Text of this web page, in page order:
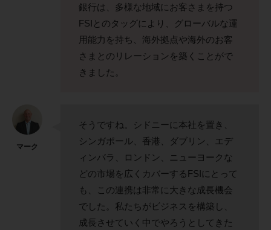
銀行は、多様な地域にお客さまを持つ
FSIとのタッグにより、グローバルな運
用能力を持ち、海外拠点や海外のお客
さまとのリレーションを築くことがで
きました。
マーク
そうですね。シドニーに本社を置き、
シンガポール、香港、ダブリン、エデ
ィンバラ、ロンドン、ニューヨークな
どの市場を広くカバーするFSIにとって
も、この連携は非常に大きな成長機会
でした。私たちがビジネスを構築し、
成長させていく中でやろうとしてきた